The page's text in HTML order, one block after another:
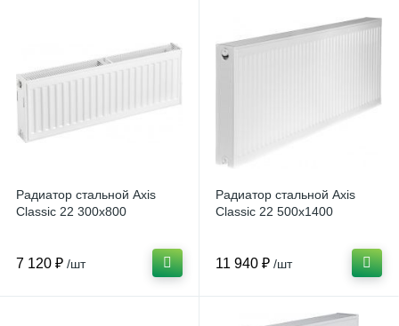
Радиатор стальной Axis
Classic 22 300х800
7 120 ₽ /шт
Радиатор стальной Axis
Classic 22 500х1400
11 940 ₽ /шт